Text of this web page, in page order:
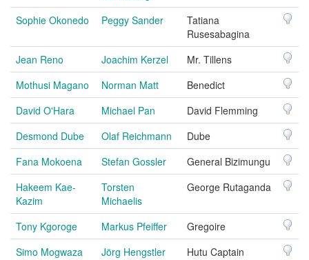
Sophie Okonedo Peggy Sander
Tatiana
Rusesabagina
Jean Reno
Joachim Kerzel
Mr. Tillens
Mothusi Magano
Norman Matt
Benedict
David O'Hara
Michael Pan
David Flemming
Desmond Dube
Olaf Reichmann
Dube
Fana Mokoena
Stefan Gossler
General Bizimungu
Hakeem Kae-
Kazim
Torsten
Michaelis
George Rutaganda
Tony Kgoroge Markus Pfeiffer
Gregoire
Simo Mogwaza
Jörg Hengstler
Hutu Captain